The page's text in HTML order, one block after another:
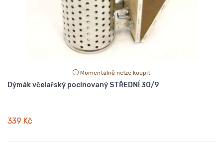
Momentálně nelze koupit
Dýmák včelařský pocínovaný STŘEDNÍ 30/9
339 Kč